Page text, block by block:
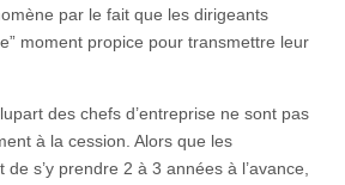
par le fait que les dirigeants
moment propice pour transmettre leur
des chefs d’entreprise ne sont pas
à la cession. Alors que les
s’y prendre 2 à 3 années à l’avance,